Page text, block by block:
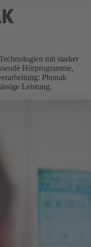
mit starker
Hörprogramme,
Phonak
Leistung.